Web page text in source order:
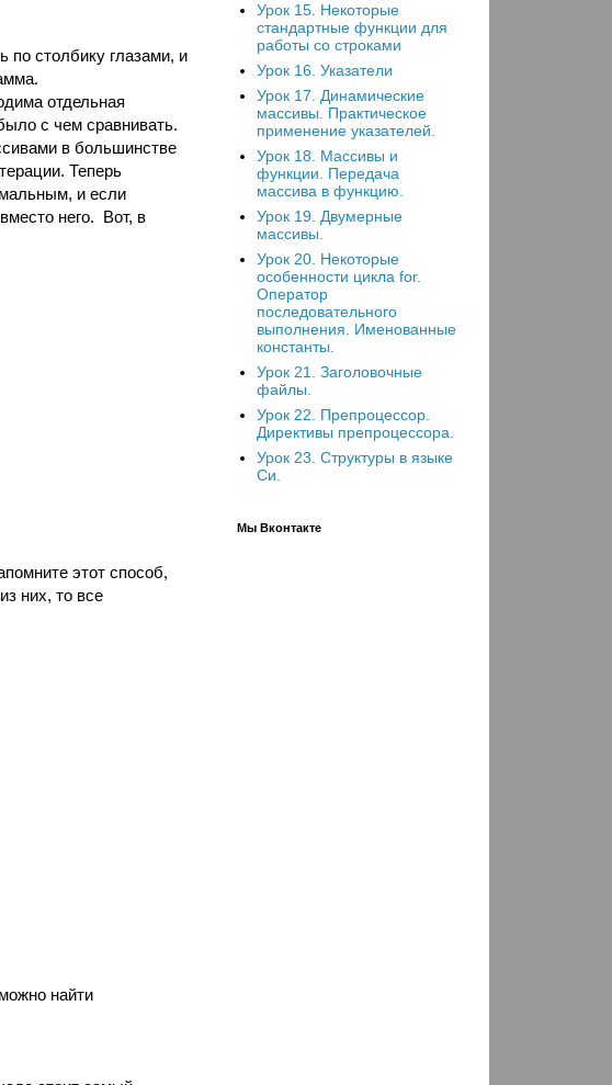
по столбику глазами, и
отдельная
с чем сравнивать.
в большинстве
Теперь
и если
него. Вот, в
этот способ,
них, то все
найти
Урок 15. Некоторые
стандартные функции для
работы со строками
Урок 16. Указатели
Урок 17. Динамические
массивы. Практическое
применение указателей.
Урок 18. Массивы и
функции. Передача
массива в функцию.
Урок 19. Двумерные
массивы.
Урок 20. Некоторые
особенности цикла for.
Оператор
последовательного
выполнения. Именованные
константы.
Урок 21. Заголовочные
файлы.
Урок 22. Препроцессор.
Директивы препроцессора.
Урок 23. Структуры в языке
Си.
Мы Вконтакте